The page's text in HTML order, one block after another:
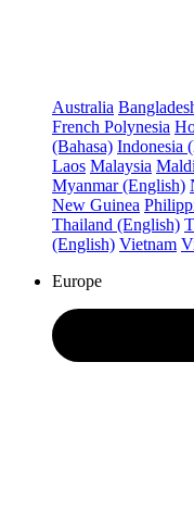
Australia
French Polynesia
(Bahasa) Indonesia
Laos Malaysia
Myanmar (English)
New Guinea
Thailand (English)
(English) Vietnam
Europe